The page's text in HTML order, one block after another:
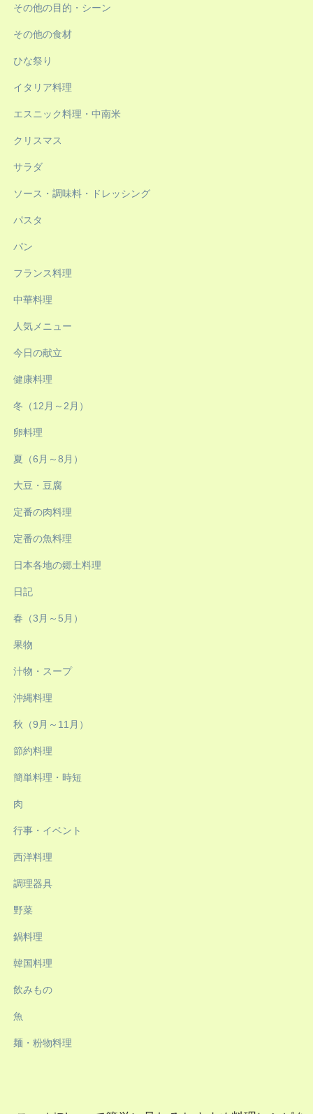
その他の目的・シーン
その他の食材
ひな祭り
イタリア料理
エスニック料理・中南米
クリスマス
サラダ
ソース・調味料・ドレッシング
パスタ
パン
フランス料理
中華料理
人気メニュー
今日の献立
健康料理
冬（12月～2月）
卵料理
夏（6月～8月）
大豆・豆腐
定番の肉料理
定番の魚料理
日本各地の郷土料理
日記
春（3月～5月）
果物
汁物・スープ
沖縄料理
秋（9月～11月）
節約料理
簡単料理・時短
肉
行事・イベント
西洋料理
調理器具
野菜
鍋料理
韓国料理
飲みもの
魚
麺・粉物料理